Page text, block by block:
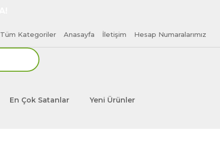
Tüm Kategoriler Anasayfa İletişim Hesap Numaralarımız
En Çok Satanlar
Yeni Ürünler